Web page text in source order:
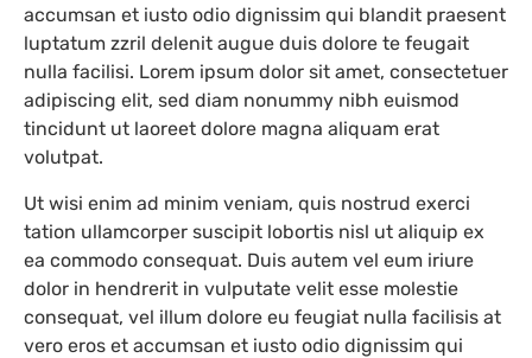
accumsan et iusto odio dignissim qui blandit praesent
luptatum zzril delenit augue duis dolore te feugait
nulla facilisi. Lorem ipsum dolor sit amet, consectetuer
adipiscing elit, sed diam nonummy nibh euismod
tincidunt ut laoreet dolore magna aliquam erat
volutpat.
Ut wisi enim ad minim veniam, quis nostrud exerci
tation ullamcorper suscipit lobortis nisl ut aliquip ex
ea commodo consequat. Duis autem vel eum iriure
dolor in hendrerit in vulputate velit esse molestie
consequat, vel illum dolore eu feugiat nulla facilisis at
vero eros et accumsan et iusto odio dignissim qui